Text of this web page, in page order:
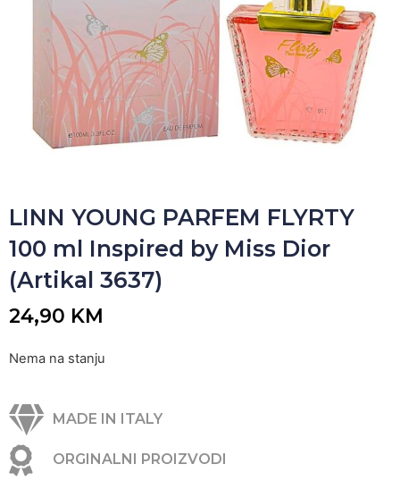
LINN YOUNG PARFEM FLYRTY
100 ml Inspired by Miss Dior
(Artikal 3637)
24,90 KM
Nema na stanju
MADE IN ITALY
ORGINALNI PROIZVODI